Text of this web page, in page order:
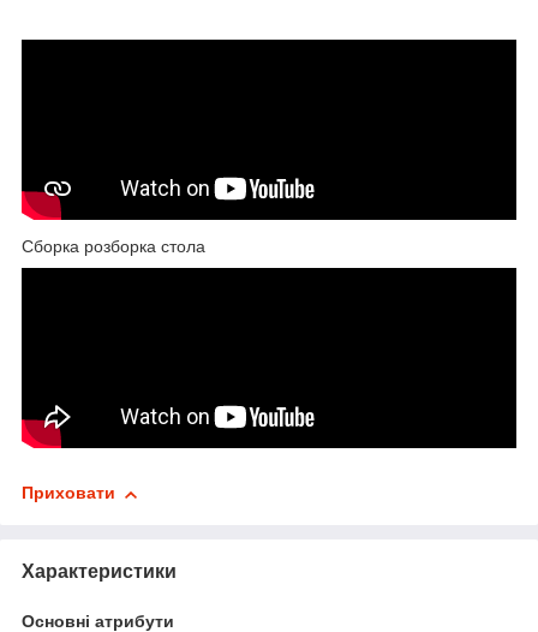
Сборка розборка стола
Приховати
Характеристики
Основні атрибути